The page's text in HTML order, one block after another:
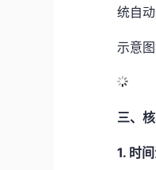
统自
示意图
三、
1. 时